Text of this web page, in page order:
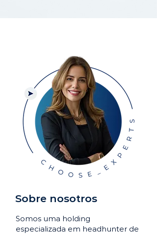
Sobre nosotros
Somos uma holding
especializada em headhunter de